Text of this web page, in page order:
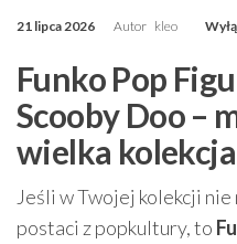
21 lipca 2026 Autor kleo
Funko Pop
Scooby Doo –
wielka kolekcja
Jeśli w Twojej kolekcji
postaci z popkultury, to